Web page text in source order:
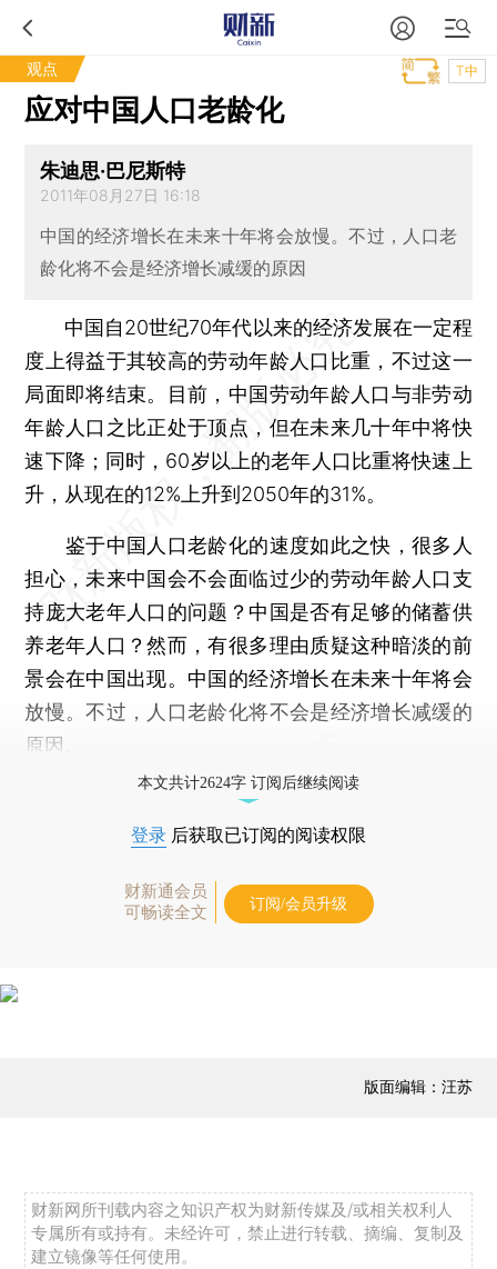
观点 T中
应对中国人口老龄化
朱迪思·巴尼斯特
2011年08月27日 16:18
中国的经济增长在未来十年将会放慢。不过，人口老
龄化将不会是经济增长减缓的原因
中国自20世纪70年代以来的经济发展在一定程
度上得益于其较高的劳动年龄人口比重，不过这一
局面即将结束。目前，中国劳动年龄人口与非劳动
年龄人口之比正处于顶点，但在未来几十年中将快
速下降；同时，60岁以上的老年人口比重将快速上
升，从现在的12%上升到2050年的31%。
鉴于中国人口老龄化的速度如此之快，很多人
担心，未来中国会不会面临过少的劳动年龄人口支
持庞大老年人口的问题？中国是否有足够的储蓄供
养老年人口？然而，有很多理由质疑这种暗淡的前
景会在中国出现。中国的经济增长在未来十年将会
放慢。不过，人口老龄化将不会是经济增长减缓的
原因。
本文共计2624字 订阅后继续阅读
登录 后获取已订阅的阅读权限
财新通会员
可畅读全文
订阅/会员升级
版面编辑：汪苏
财新网所刊载内容之知识产权为财新传媒及/或相关权利人
专属所有或持有。未经许可，禁止进行转载、摘编、复制及
建立镜像等任何使用。